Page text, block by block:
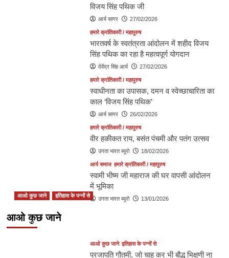
विजय सिंह पथिक जी
आर्य सागर 27/02/2026
हमारे क्रांतिकारी / महापुरुष
भारतवर्ष के स्वतंत्रता आंदोलन में शहीद विजय
सिंह पथिक का रहा है महत्वपूर्ण योगदान
देवेंद्र सिंह आर्य 27/02/2026
हमारे क्रांतिकारी / महापुरुष
स्वाधीनता का उपासक, दमन व स्वेच्छाचारिता का
काल ‘विजय सिंह पथिक’
आर्य सागर 26/02/2026
हमारे क्रांतिकारी / महापुरुष
वीर हकीकत राय, बसंत पंचमी और पतंग उत्सव
उगता भारत ब्यूरो 18/02/2026
आर्य समाज हमारे क्रांतिकारी / महापुरुष
स्वामी भीष्म जी महाराज की घर वापसी आंदोलन
में भूमिका
उगता भारत ब्यूरो 13/01/2026
आओ कुछ जाने
आओ कुछ जाने इतिहास के पन्नों से
स्वामी श्रद्धानन्द का शुद्धि आंदोलन
आर्य सागर 13/10/2025
आओ कुछ जाने इतिहास के पन्नों से
प्रजापति गौतमी, जो चाह कर भी बौद्ध भिक्षुणी ना